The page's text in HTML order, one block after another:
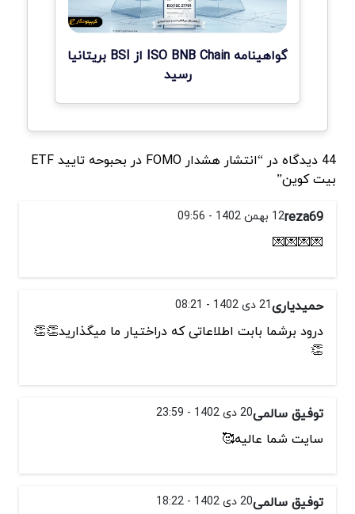
گواهینامه ISO BNB Chain از BSI بریتانیا
رسید
44 دیدگاه در “انتشار هشدار FOMO در بحبوحه تایید ETF
بیت کوین”
reza6912 بهمن 1402 - 09:56
💌💌💌💌
حمیدیاری21 دی 1402 - 08:21
درود برشما بابت اطلاعاتی که دراختیار ما میگذارید👏👏
👏
توفیق سالمی20 دی 1402 - 23:59
سایت شما عالیه🥰
توفیق سالمی20 دی 1402 - 18:22